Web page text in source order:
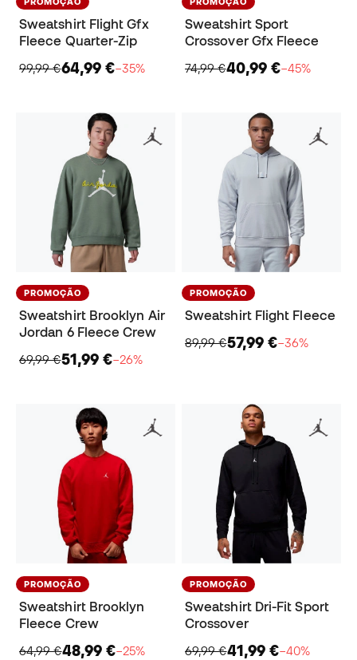
Sweatshirt Flight Gfx
Fleece Quarter-Zip
99,99 €64,99 €−35%
Sweatshirt Sport
Crossover Gfx Fleece
74,99 €40,99 €−45%
PROMOÇÃO
Sweatshirt Brooklyn Air
Jordan 6 Fleece Crew
69,99 €51,99 €−26%
PROMOÇÃO
Sweatshirt Flight Fleece
89,99 €57,99 €−36%
PROMOÇÃO
Sweatshirt Brooklyn
Fleece Crew
64,99 €48,99 €−25%
PROMOÇÃO
Sweatshirt Dri-Fit Sport
Crossover
69,99 €41,99 €−40%